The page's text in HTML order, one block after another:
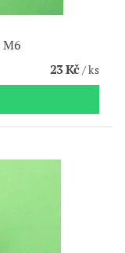
M6
23 Kč/ ks